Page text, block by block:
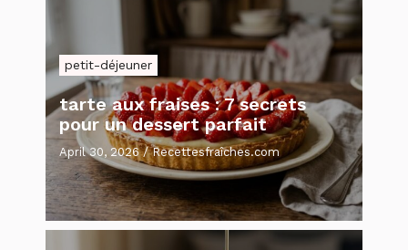
petit-déjeuner
tarte aux fraises : 7 secrets
pour un dessert parfait
April 30, 2026/Recettesfraîches.com